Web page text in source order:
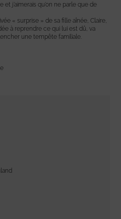
et j’aimerais qu’on ne parle que de
« surprise » de sa fille aînée, Claire,
à reprendre ce qui lui est dû, va
une tempête familiale.